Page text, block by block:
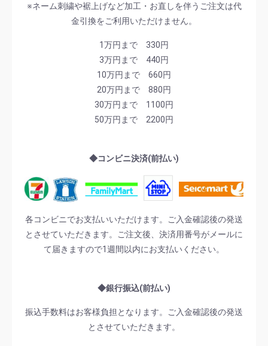
※ネーム刺繍や裾上げなど加工・お直しを伴うご注文は代
金引換をご利用いただけません。
1万円まで 330円
3万円まで 440円
10万円まで 660円
20万円まで 880円
30万円まで 1100円
50万円まで 2200円
◆コンビニ決済(前払い)
各コンビニでお支払いいただけます。ご入金確認後の発送
とさせていただきます。ご注文後、決済用番号がメールに
て届きますので1週間以内にお支払いください。
◆銀行振込(前払い)
振込手数料はお客様負担となります。ご入金確認後の発送
とさせていただきます。